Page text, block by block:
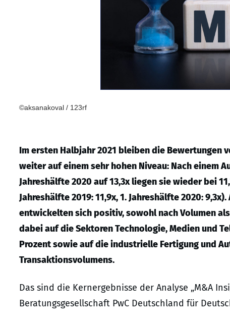
©aksanakoval / 123rf
Im ersten Halbjahr 2021 bleiben die Bewertungen
weiter auf einem sehr hohen Niveau: Nach einem
Jahreshälfte 2020 auf 13,3x liegen sie wieder bei
Jahreshälfte 2019: 11,9x, 1. Jahreshälfte 2020:
entwickelten sich positiv, sowohl nach Volumen
dabei auf die Sektoren Technologie, Medien und
Prozent sowie auf die industrielle Fertigung und
Transaktionsvolumens.
Das sind die Kernergebnisse der Analyse „M&A
Beratungsgesellschaft PwC Deutschland für